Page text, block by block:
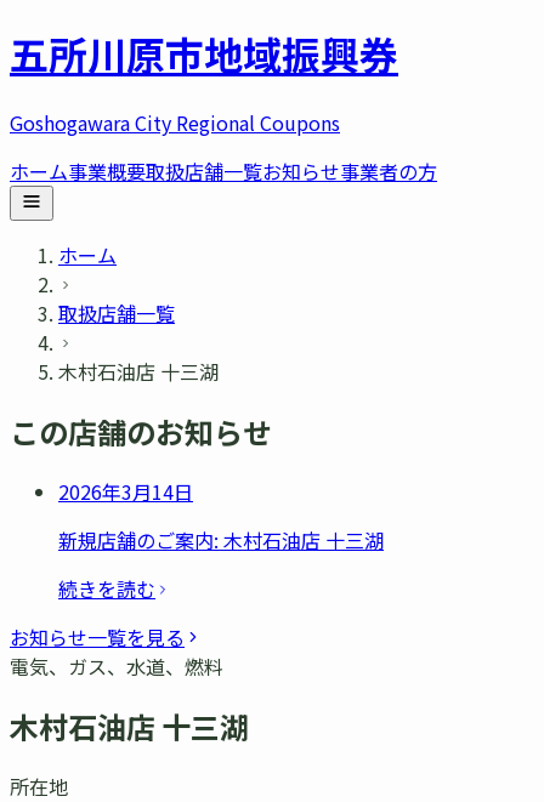
五所川原市地域振興券
Goshogawara City Regional Coupons
ホーム事業概要取扱店舗一覧お知らせ事業者の方
ホーム
取扱店舗一覧
木村石油店 十三湖
この店舗のお知らせ
2026年3月14日
新規店舗のご案内: 木村石油店 十三湖
続きを読む
お知らせ一覧を見る
電気、ガス、水道、燃料
木村石油店 十三湖
所在地